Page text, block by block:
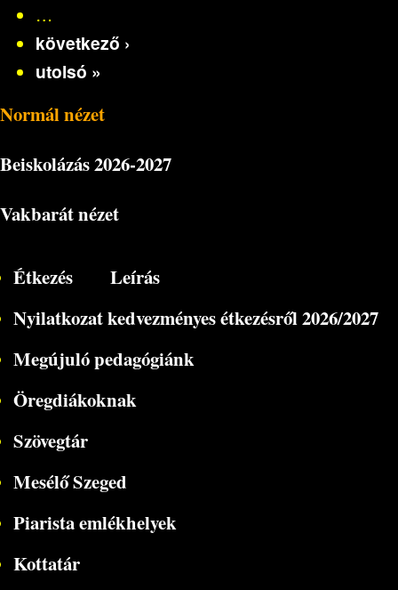
…
következő ›
utolsó »
Normál nézet
Beiskolázás2026-2027
Vakbarát nézet
Étkezés
Leírás
Nyilatkozat kedvezményes étkezésről 2026/2027
Megújuló pedagógiánk
Öregdiákoknak
Szövegtár
Mesélő Szeged
Piarista emlékhelyek
Kottatár